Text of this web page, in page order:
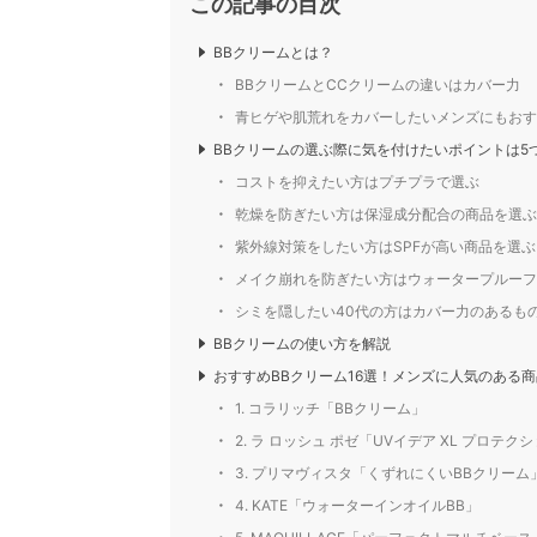
BBクリームとは？
BBクリームとCCクリームの違いはカバー力
青ヒゲや肌荒れをカバーしたいメンズにもお
BBクリームの選ぶ際に気を付けたいポイントは5
コストを抑えたい方はプチプラで選ぶ
乾燥を防ぎたい方は保湿成分配合の商品を選ぶ
紫外線対策をしたい方はSPFが高い商品を選ぶ
メイク崩れを防ぎたい方はウォータープルー
シミを隠したい40代の方はカバー力のあるも
BBクリームの使い方を解説
おすすめBBクリーム16選！メンズに人気のある
1. コラリッチ「BBクリーム」
2. ラ ロッシュ ポゼ「UVイデア XL プロテク
3. プリマヴィスタ「くずれにくいBBクリーム
4. KATE「ウォーターインオイルBB」